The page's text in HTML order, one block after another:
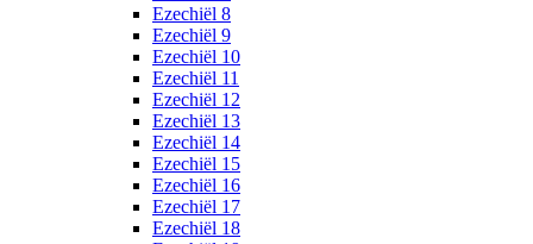
Ezechiël 8
Ezechiël 9
Ezechiël 10
Ezechiël 11
Ezechiël 12
Ezechiël 13
Ezechiël 14
Ezechiël 15
Ezechiël 16
Ezechiël 17
Ezechiël 18